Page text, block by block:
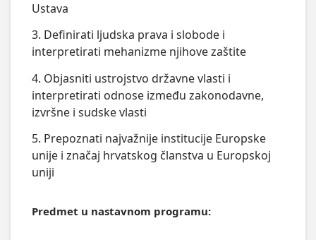
Ustava
3. Definirati ljudska prava i slobode i
interpretirati mehanizme njihove zaštite
4. Objasniti ustrojstvo državne vlasti i
interpretirati odnose između zakonodavne,
izvršne i sudske vlasti
5. Prepoznati najvažnije institucije Europske
unije i značaj hrvatskog članstva u Europskoj
uniji
Predmet u nastavnom programu: